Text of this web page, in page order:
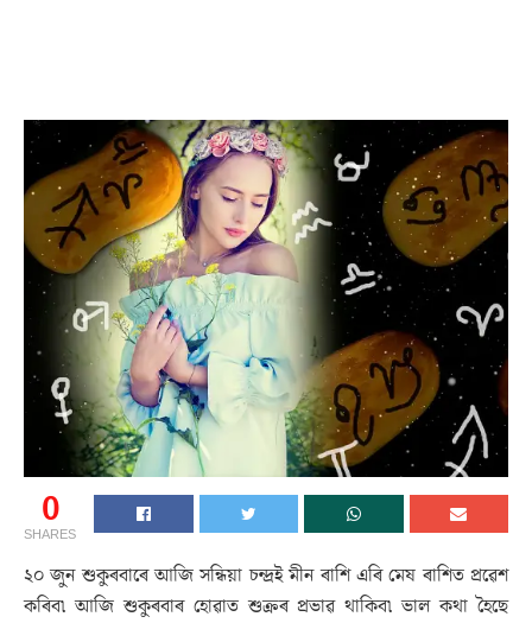
0
SHARES
২০ জুন শুকুৰবাৰে আজি সন্ধিয়া চন্দ্ৰই মীন ৰাশি এৰি মেষ ৰাশিত প্ৰৱেশ
কৰিব৷ আজি শুকুৰবাৰ হোৱাত শুক্ৰৰ প্ৰভাৱ থাকিব৷ ভাল কথা হৈছে